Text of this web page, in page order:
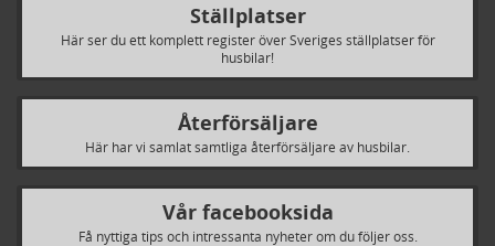
Ställplatser
Här ser du ett komplett register över Sveriges ställplatser för
husbilar!
Återförsäljare
Här har vi samlat samtliga återförsäljare av husbilar.
Vår facebooksida
Få nyttiga tips och intressanta nyheter om du följer oss.